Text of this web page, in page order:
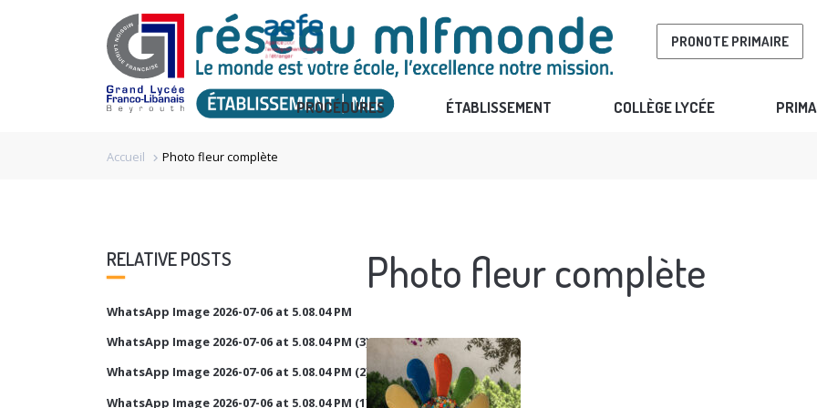
PRONOTE PRIMAIRE
PROCÉDURES ÉTABLISSEMENT COLLÈGE LYCÉE
Accueil chevron_right Photo fleur complète
RELATIVE POSTS
WhatsApp Image 2026-07-06 at 5.08.04 PM
WhatsApp Image 2026-07-06 at 5.08.04 PM (3)
WhatsApp Image 2026-07-06 at 5.08.04 PM (2)
WhatsApp Image 2026-07-06 at 5.08.04 PM (1)
Photo fleur complète